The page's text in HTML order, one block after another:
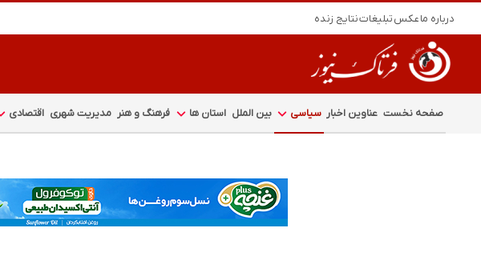
درباره ماعکستبلیغاتنتایج زنده
صفحه نخست عناوین اخبار سیاسی بین الملل استان ها فرهنگ و هنر مدیریت شهری اقتصادی